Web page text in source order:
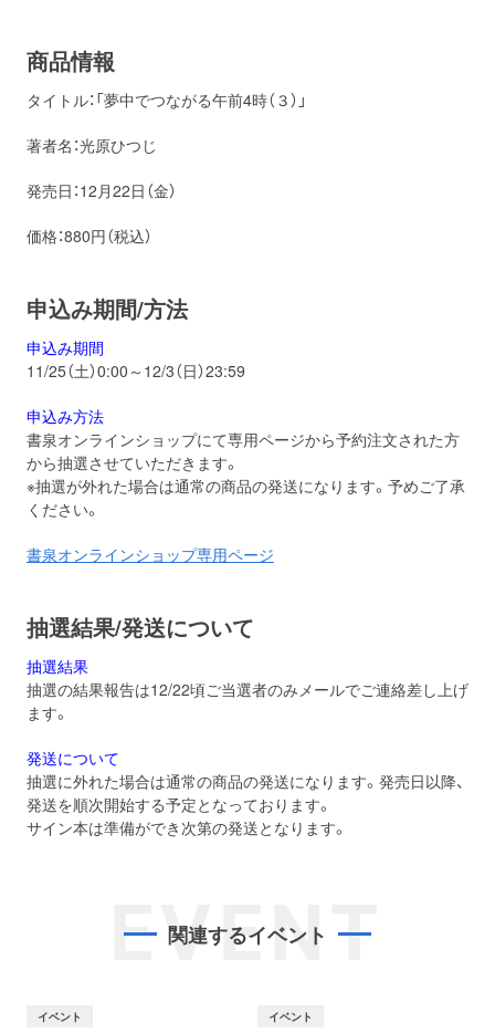
商品情報
タイトル：「夢中でつながる午前4時（３）」
著者名：光原ひつじ
発売日：12月22日（金）
価格：880円（税込）
申込み期間/方法
申込み期間
11/25（土）0:00～12/3（日）23:59
申込み方法
書泉オンラインショップにて専用ページから予約注文された方
から抽選させていただきます。
※抽選が外れた場合は通常の商品の発送になります。予めご了承
ください。
書泉オンラインショップ専用ページ
抽選結果/発送について
抽選結果
抽選の結果報告は12/22頃ご当選者のみメールでご連絡差し上げ
ます。
発送について
抽選に外れた場合は通常の商品の発送になります。発売日以降、
発送を順次開始する予定となっております。
サイン本は準備ができ次第の発送となります。
EVENT
関連するイベント
イベント イベント